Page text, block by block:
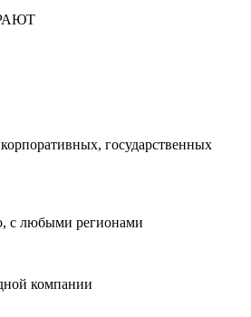
государственных
с любыми регионами
компании